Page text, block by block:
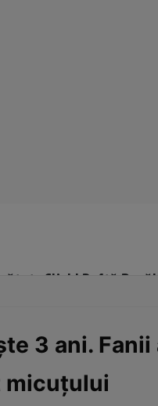
Click! Poftă Bună!
3 ani. Fanii
micuțului